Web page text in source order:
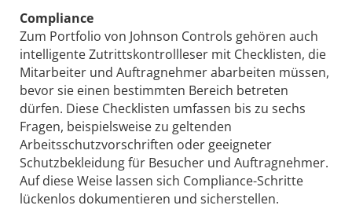
Compliance
Zum Portfolio von Johnson Controls gehören auch
intelligente Zutrittskontrollleser mit Checklisten, die
Mitarbeiter und Auftragnehmer abarbeiten müssen,
bevor sie einen bestimmten Bereich betreten
dürfen. Diese Checklisten umfassen bis zu sechs
Fragen, beispielsweise zu geltenden
Arbeitsschutzvorschriften oder geeigneter
Schutzbekleidung für Besucher und Auftragnehmer.
Auf diese Weise lassen sich Compliance-Schritte
lückenlos dokumentieren und sicherstellen.